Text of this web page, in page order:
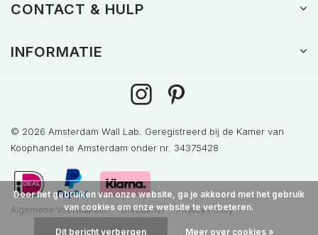
CONTACT & HULP
INFORMATIE
© 2026 Amsterdam Wall Lab. Geregistreerd bij de Kamer van
Koophandel te Amsterdam onder nr. 34375428
Algemene Voorwaarden Disclaimer Privacy Policy
Door het gebruiken van onze website, ga je akkoord met het gebruik
van cookies om onze website te verbeteren.
Dit bericht verbergen Meer over cookies »